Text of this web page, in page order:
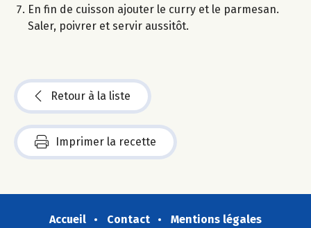
En fin de cuisson ajouter le curry et le parmesan.
Saler, poivrer et servir aussitôt.
Retour à la liste
Imprimer la recette
Accueil Contact
Mentions légales